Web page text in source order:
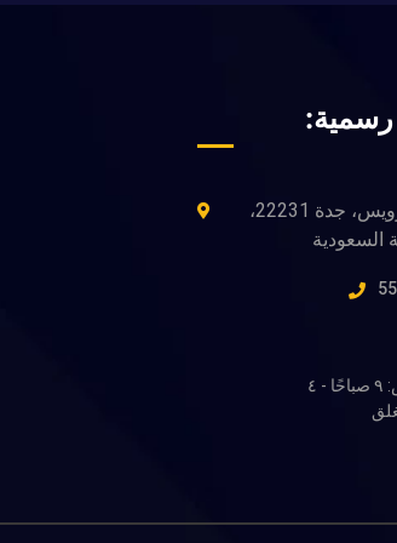
ريّح الاتحاد، الرويس، جدة 22231،
السعودية
السبت - الخميس: ٩ صباحًا - ٤